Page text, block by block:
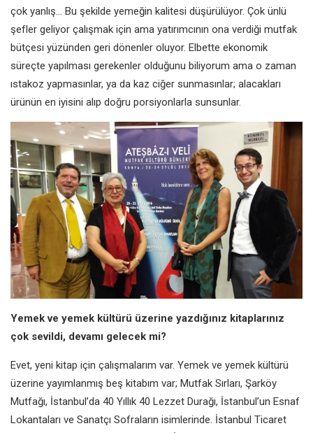
çok yanlış… Bu şekilde yemeğin kalitesi düşürülüyor. Çok ünlü
şefler geliyor çalışmak için ama yatırımcının ona verdiği mutfak
bütçesi yüzünden geri dönenler oluyor. Elbette ekonomik
süreçte yapılması gerekenler olduğunu biliyorum ama o zaman
ıstakoz yapmasınlar, ya da kaz ciğer sunmasınlar; alacakları
ürünün en iyisini alıp doğru porsiyonlarla sunsunlar.
Yemek ve yemek kültürü üzerine yazdığınız kitaplarınız
çok sevildi, devamı gelecek mi?
Evet, yeni kitap için çalışmalarım var. Yemek ve yemek kültürü
üzerine yayımlanmış beş kitabım var; Mutfak Sırları, Şarköy
Mutfağı, İstanbul’da 40 Yıllık 40 Lezzet Durağı, İstanbul’un Esnaf
Lokantaları ve Sanatçı Sofraların isimlerinde. İstanbul Ticaret